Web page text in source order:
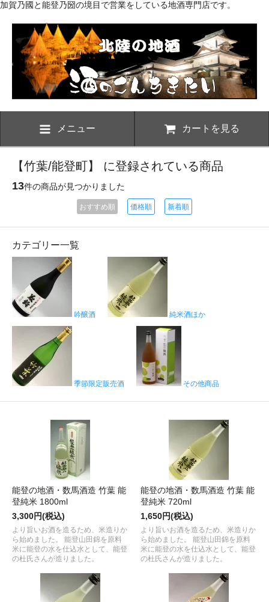
加賀乃國と能登乃圀の境目で営業をしている地酒専門店です。
メニュー カートを見る
【竹葉/能登町】 に登録されている商品
13件の商品が見つかりました
おすすめ順 価格順 新着順
カテゴリー一覧
吟醸酒 純米酒ほか
季節限定販売酒 その他商品
能登の地酒・数馬酒造 竹葉 能
登純米 1800ml
3,300円(税込)
より旨いお酒を造るため、米造りか
ら始めました。 能登山田錦を原料
米に能登の水を仕込水として、能登
の杜氏さんが造りました。
能登の地酒・数馬酒造 竹葉 能
登純米 720ml
1,650円(税込)
より旨いお酒を造るため、米造りか
ら始めました。 能登山田錦を原料
米に能登の水を仕込水として、能登
の杜氏さんが造りました。